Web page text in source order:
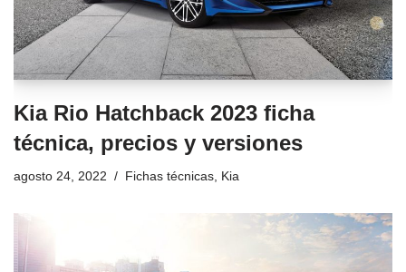
Kia Rio Hatchback 2023 ficha
técnica, precios y versiones
agosto 24, 2022 Fichas técnicas, Kia